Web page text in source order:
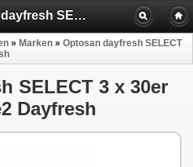
Optosan dayfresh SELECT 3 x 30er Vorteilspack Eye2 Dayfresh
» Marken » Optosan dayfresh SELECT
SELECT 3 x 30er
Dayfresh